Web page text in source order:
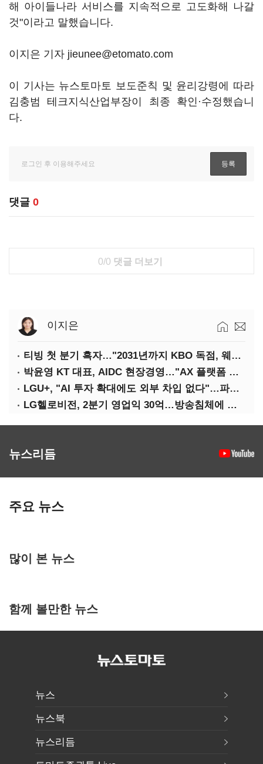
해 아이들나라 서비스를 지속적으로 고도화해 나갈
것"이라고 말했습니다.
이지은 기자 jieunee@etomato.com
이 기사는 뉴스토마토 보도준칙 및 윤리강령에 따라
김충범 테크지식산업부장이 최종 확인·수정했습니
다.
댓글 0
0/0 댓글 더보기
이지은
티빙 첫 분기 흑자…"2031년까지 KBO 독점, 웨이브 합병도 속도"
박윤영 KT 대표, AIDC 현장경영…"AX 플랫폼 핵심 인프라로 키운다"
LGU+, "AI 투자 확대에도 외부 차입 없다"…파주 AIDC 수익성 자신
LG헬로비전, 2분기 영업익 30억…방송침체에 교육용 단말 시장도 축소
뉴스리듬
주요 뉴스
많이 본 뉴스
함께 볼만한 뉴스
뉴스
뉴스북
뉴스리듬